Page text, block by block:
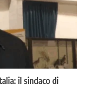
il sindaco di